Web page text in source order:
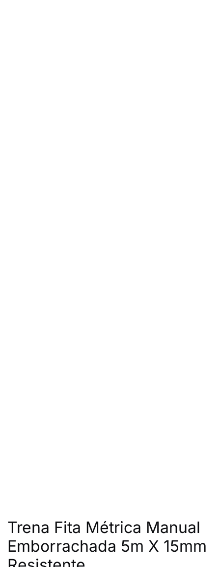
Trena Fita Métrica Manual
Emborrachada 5m X 15mm